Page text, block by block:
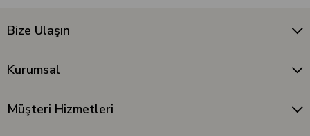
Bize Ulaşın
Kurumsal
Müşteri Hizmetleri